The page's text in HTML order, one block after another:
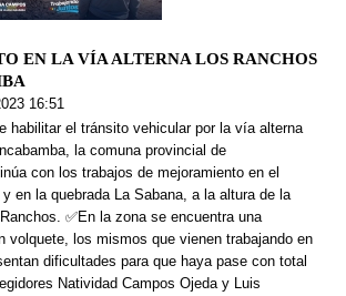
EN LA VÍA ALTERNA LOS RANCHOS
16:51
habilitar el tránsito vehicular por la vía alterna
la comuna provincial de
con los trabajos de mejoramiento en el
en la quebrada La Sabana, a la altura de la
✅En la zona se encuentra una
volquete, los mismos que vienen trabajando en
dificultades para que haya pase con total
Natividad Campos Ojeda y Luis